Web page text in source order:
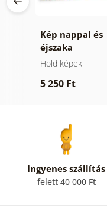
Kép nappal és
éjszaka
Hold képek
5 250 Ft
Ingyenes szállítás
felett 40 000 Ft